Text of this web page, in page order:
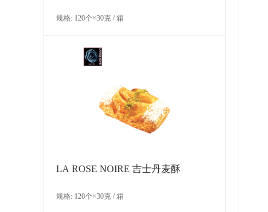
规格: 120个×30克 / 箱
LA ROSE NOIRE 吉士丹麦酥
规格: 120个×30克 / 箱